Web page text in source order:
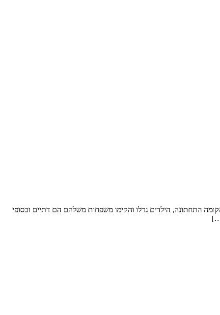
סופ”ש. שטח הדירה: כ- 250 מ”ר וחצר “פטיו” מבקשים לשפץ: את הקומה התחתונה, הילדים גדלו והקימו משפחות משלהם הם דתיים ובסופי